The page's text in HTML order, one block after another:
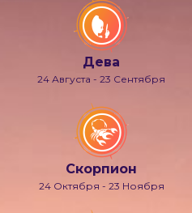
Дева
24 Августа - 23 Сентября
Скорпион
24 Октября - 23 Ноября